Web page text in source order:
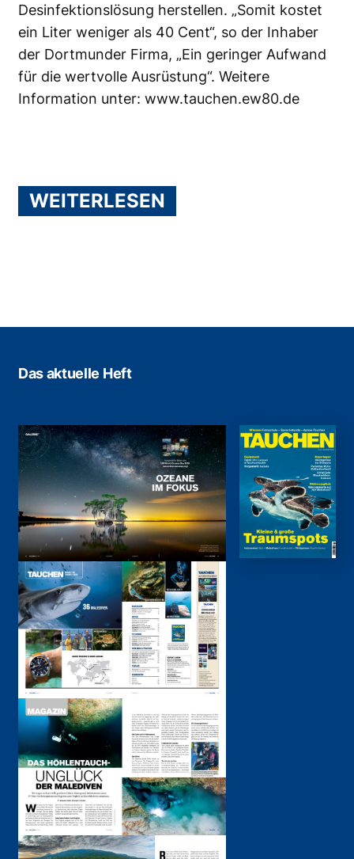
Desinfektionslösung herstellen. „Somit kostet
ein Liter weniger als 40 Cent“, so der Inhaber
der Dortmunder Firma, „Ein geringer Aufwand
für die wertvolle Ausrüstung“. Weitere
Information unter: www.tauchen.ew80.de
WEITERLESEN
Das aktuelle Heft